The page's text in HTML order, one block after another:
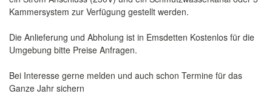
Kammersystem zur Verfügung gestellt werden.
Die Anlieferung und Abholung ist in Emsdetten Kostenlos für die
Umgebung bitte Preise Anfragen.
Bei Interesse gerne melden und auch schon Termine für das
Ganze Jahr sichern